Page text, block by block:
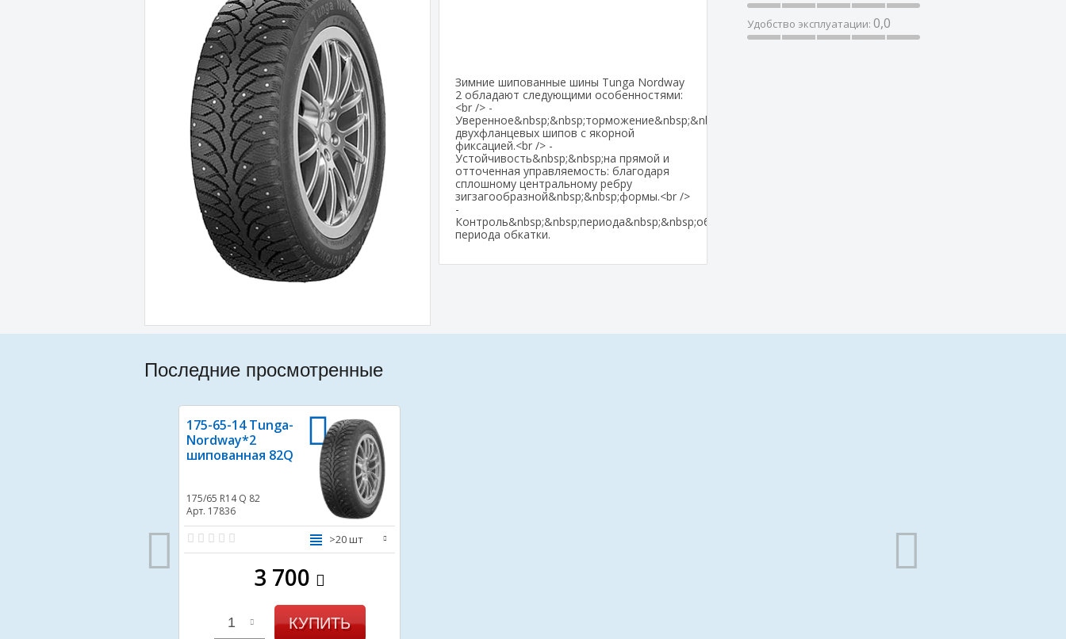
Зимние шипованные шины Tunga Nordway
2 обладают следующими особенностями:
<br /> -
двухфланцевых шипов с якорной
фиксацией.<br /> -
Устойчивость&nbsp;&nbsp;на прямой и
отточенная управляемость: благодаря
сплошному центральному ребру
зигзагообразной&nbsp;&nbsp;формы.<br />
-
периода обкатки.
Удобство эксплуатации: 0,0
Последние просмотренные
175-65-14 Tunga-
Nordway*2
шипованная 82Q
175/65 R14 Q 82
Арт. 17836
>20 шт
3 700
1 КУПИТЬ